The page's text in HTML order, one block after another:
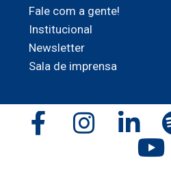
Fale com a gente!
Institucional
Newsletter
Sala de imprensa